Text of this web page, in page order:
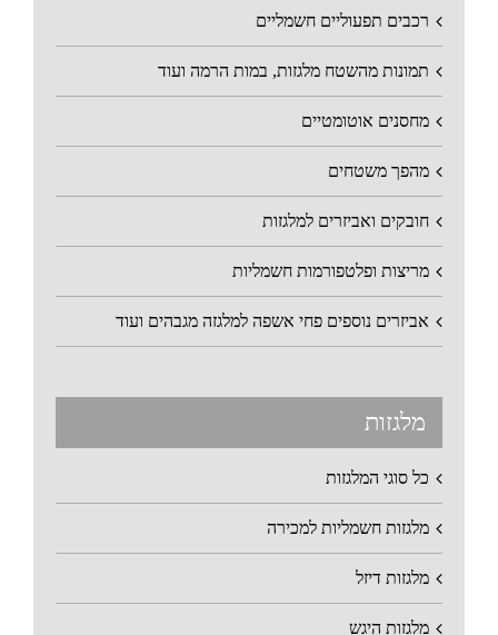
רכבים תפעוליים חשמליים
תמונות מהשטח מלגזות, במות הרמה ועוד
מחסנים אוטומטיים
מהפך משטחים
חובקים ואביזרים למלגזות
מריצות ופלטפורמות חשמליות
אביזרים נוספים פחי אשפה למלגזה מגבהים ועוד
מלגזות
כל סוגי המלגזות
מלגזות חשמליות למכירה
מלגזות דיזל
מלגזות היגש